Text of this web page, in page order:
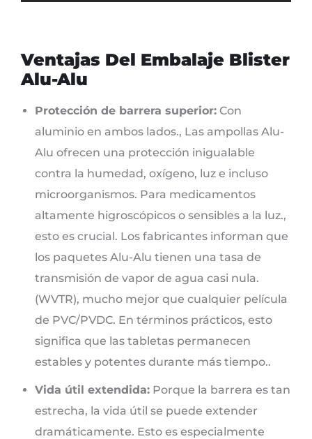
Ventajas Del Embalaje Blister
Alu-Alu
Protección de barrera superior: Con
aluminio en ambos lados., Las ampollas Alu-
Alu ofrecen una protección inigualable
contra la humedad, oxígeno, luz e incluso
microorganismos. Para medicamentos
altamente higroscópicos o sensibles a la luz.,
esto es crucial. Los fabricantes informan que
los paquetes Alu-Alu tienen una tasa de
transmisión de vapor de agua casi nula.
(WVTR), mucho mejor que cualquier película
de PVC/PVDC. En términos prácticos, esto
significa que las tabletas permanecen
estables y potentes durante más tiempo..
Vida útil extendida: Porque la barrera es tan
estrecha, la vida útil se puede extender
dramáticamente. Esto es especialmente